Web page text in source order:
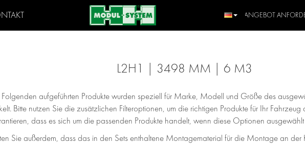
ANGEBOT
L2H1 | 3498 MM | 6 M3
Folgenden aufgeführten Produkte wurden speziell für Marke, Modell und Größe des
Bitte nutzen Sie die zusätzlichen Filteroptionen, um die richtigen Produkte für Ihr
dass es sich um die passenden Produkte handelt, wenn diese Optionen
Sie außerdem, dass das in den Sets enthaltene Montagematerial für die Montage an der